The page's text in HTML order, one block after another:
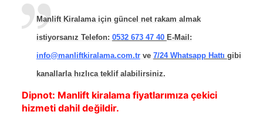
Manlift Kiralama için güncel net rakam almak
istiyorsanız Telefon: 0532 673 47 40 E-Mail:
info@manliftkiralama.com.tr ve 7/24 Whatsapp Hattı gibi
kanallarla hızlıca teklif alabilirsiniz.
Dipnot: Manlift kiralama fiyatlarımıza çekici
hizmeti dahil değildir.